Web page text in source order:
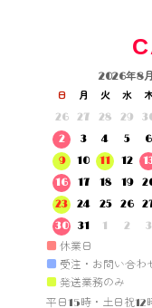
2026年8月
日 月 火 水
26
27 28 29
2
3 4 5 6
9
10 11 12
16
17 18 19
23
24 25 26
30
31 1 2 3
■ 休業日
■ 受注・お問い合わ
■ 発送業務のみ
平日15時・土日祝12